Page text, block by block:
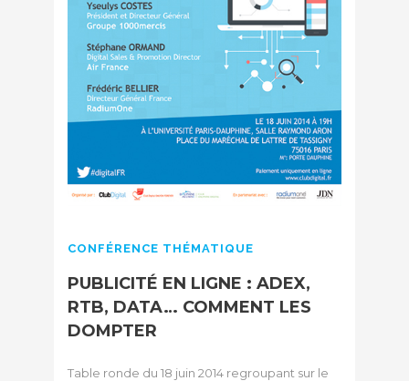
CONFÉRENCE THÉMATIQUE
PUBLICITÉ EN LIGNE : ADEX,
RTB, DATA… COMMENT LES
DOMPTER
Table ronde du 18 juin 2014 regroupant sur le